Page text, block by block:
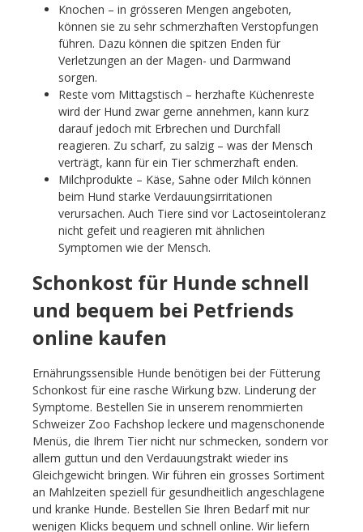
Knochen – in grösseren Mengen angeboten,
können sie zu sehr schmerzhaften Verstopfungen
führen. Dazu können die spitzen Enden für
Verletzungen an der Magen- und Darmwand
sorgen.
Reste vom Mittagstisch – herzhafte Küchenreste
wird der Hund zwar gerne annehmen, kann kurz
darauf jedoch mit Erbrechen und Durchfall
reagieren. Zu scharf, zu salzig – was der Mensch
verträgt, kann für ein Tier schmerzhaft enden.
Milchprodukte – Käse, Sahne oder Milch können
beim Hund starke Verdauungsirritationen
verursachen. Auch Tiere sind vor Lactoseintoleranz
nicht gefeit und reagieren mit ähnlichen
Symptomen wie der Mensch.
Schonkost für Hunde schnell
und bequem bei Petfriends
online kaufen
Ernährungssensible Hunde benötigen bei der Fütterung
Schonkost für eine rasche Wirkung bzw. Linderung der
Symptome. Bestellen Sie in unserem renommierten
Schweizer Zoo Fachshop leckere und magenschonende
Menüs, die Ihrem Tier nicht nur schmecken, sondern vor
allem guttun und den Verdauungstrakt wieder ins
Gleichgewicht bringen. Wir führen ein grosses Sortiment
an Mahlzeiten speziell für gesundheitlich angeschlagene
und kranke Hunde. Bestellen Sie Ihren Bedarf mit nur
wenigen Klicks bequem und schnell online. Wir liefern